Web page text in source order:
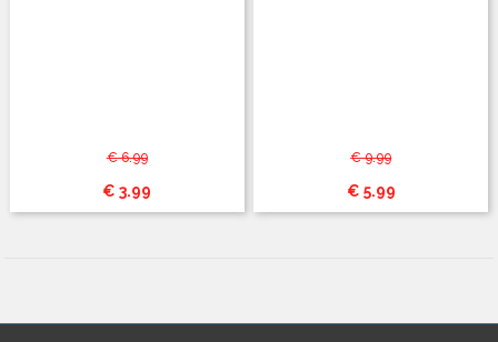
€ 6.99
€ 3.99
€ 9.99
€ 5.99